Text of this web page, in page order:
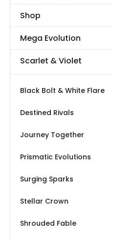
deShop
Mega Evolution
Scarlet & Violet
Black Bolt & White Flare
Destined Rivals
Journey Together
Prismatic Evolutions
Surging Sparks
Stellar Crown
Shrouded Fable